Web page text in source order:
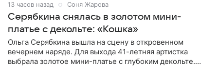
13 часов назад Соня Жарова
Серябкина снялась в золотом мини-
платье с декольте: «Кошка»
Ольга Серябкина вышла на сцену в откровенном
вечернем наряде. Для выхода 41-летняя артистка
выбрала золотое мини-платье с глубоким декольте.